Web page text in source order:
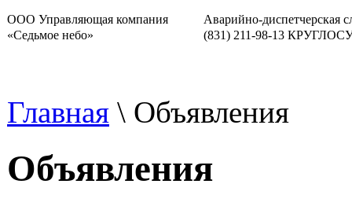
ООО Управляющая компания
«Седьмое небо»
Аварийно-диспетчерская
(831) 211-98-13
Главная \ Объявления
Объявления